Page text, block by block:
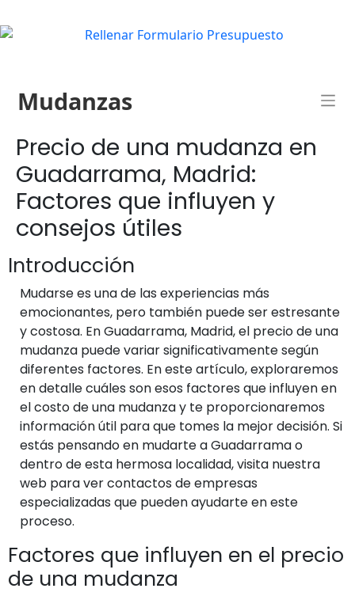
Mudanzas
Precio de una mudanza en
Guadarrama, Madrid:
Factores que influyen y
consejos útiles
Introducción
Mudarse es una de las experiencias más
emocionantes, pero también puede ser estresante
y costosa. En Guadarrama, Madrid, el precio de una
mudanza puede variar significativamente según
diferentes factores. En este artículo, exploraremos
en detalle cuáles son esos factores que influyen en
el costo de una mudanza y te proporcionaremos
información útil para que tomes la mejor decisión. Si
estás pensando en mudarte a Guadarrama o
dentro de esta hermosa localidad, visita nuestra
web para ver contactos de empresas
especializadas que pueden ayudarte en este
proceso.
Factores que influyen en el precio
de una mudanza